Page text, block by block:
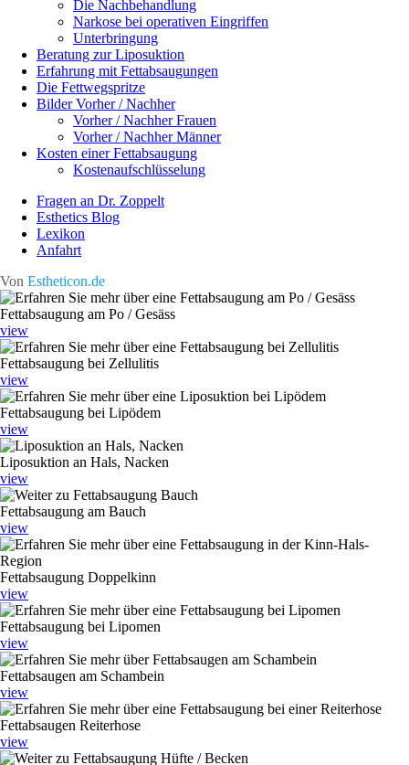
Die Nachbehandlung
Narkose bei operativen Eingriffen
Unterbringung
Beratung zur Liposuktion
Erfahrung mit Fettabsaugungen
Die Fettwegspritze
Bilder Vorher / Nachher
Vorher / Nachher Frauen
Vorher / Nachher Männer
Kosten einer Fettabsaugung
Kostenaufschlüsselung
Fragen an Dr. Zoppelt
Esthetics Blog
Lexikon
Anfahrt
Von Estheticon.de
Fettabsaugung am Po / Gesäss
view
Fettabsaugung bei Zellulitis
view
Fettabsaugung bei Lipödem
view
Liposuktion an Hals, Nacken
view
Fettabsaugung am Bauch
view
Fettabsaugung Doppelkinn
view
Fettabsaugung bei Lipomen
view
Fettabsaugen am Schambein
view
Fettabsaugen Reiterhose
view